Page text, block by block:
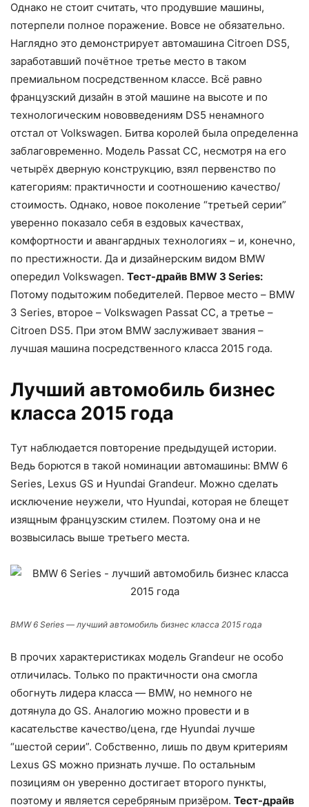
Однако не стоит считать, что продувшие машины,
потерпели полное поражение. Вовсе не обязательно.
Наглядно это демонстрирует автомашина Citroen DS5,
заработавший почётное третье место в таком
премиальном посредственном классе. Всё равно
французский дизайн в этой машине на высоте и по
технологическим нововведениям DS5 ненамного
отстал от Volkswagen. Битва королей была определенна
заблаговременно. Модель Passat CC, несмотря на его
четырёх дверную конструкцию, взял первенство по
категориям: практичности и соотношению качество/
стоимость. Однако, новое поколение “третьей серии”
уверенно показало себя в ездовых качествах,
комфортности и авангардных технологиях – и, конечно,
по престижности. Да и дизайнерским видом BMW
опередил Volkswagen. Тест-драйв BMW 3 Series:
Потому подытожим победителей. Первое место – BMW
3 Series, второе – Volkswagen Passat CC, а третье –
Citroen DS5. При этом BMW заслуживает звания –
лучшая машина посредственного класса 2015 года.
Лучший автомобиль бизнес
класса 2015 года
Тут наблюдается повторение предыдущей истории.
Ведь борются в такой номинации автомашины: BMW 6
Series, Lexus GS и Hyundai Grandeur. Можно сделать
исключение неужели, что Hyundai, которая не блещет
изящным французским стилем. Поэтому она и не
возвысилась выше третьего места.
BMW 6 Series — лучший автомобиль бизнес класса 2015 года
В прочих характеристиках модель Grandeur не особо
отличилась. Только по практичности она смогла
обогнуть лидера класса — BMW, но немного не
дотянула до GS. Аналогию можно провести и в
касательстве качество/цена, где Hyundai лучше
“шестой серии”. Собственно, лишь по двум критериям
Lexus GS можно признать лучше. По остальным
позициям он уверенно достигает второго пункты,
поэтому и является серебряным призёром. Тест-драйв